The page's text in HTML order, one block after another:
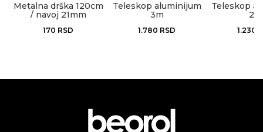
Metalna drška 120cm
/ navoj 21mm
170 RSD
Teleskop aluminijum
3m
1.780 RSD
Teleskop
2m
1.230